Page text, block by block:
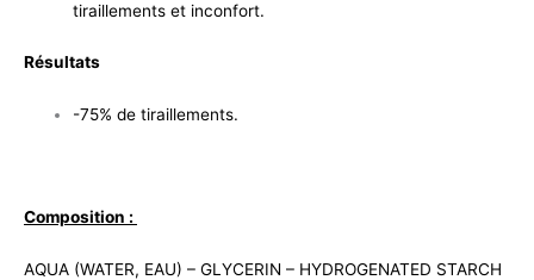
tiraillements et inconfort.
Résultats
-75% de tiraillements.
Composition :
AQUA (WATER, EAU) – GLYCERIN – HYDROGENATED STARCH